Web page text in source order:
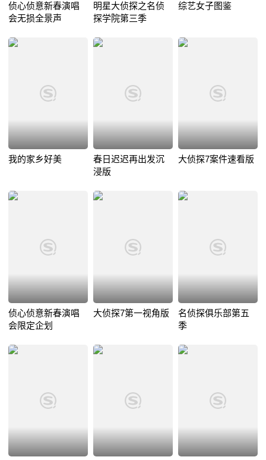
侦心侦意新春演唱
会无损全景声
明星大侦探之名侦
探学院第三季
综艺女子图鉴
我的家乡好美
春日迟迟再出发沉
浸版
大侦探7案件速看版
侦心侦意新春演唱
会限定企划
大侦探7第一视角版
名侦探俱乐部第五
季